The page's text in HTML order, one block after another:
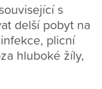
s
delší pobyt na
plicní
hluboké žíly,